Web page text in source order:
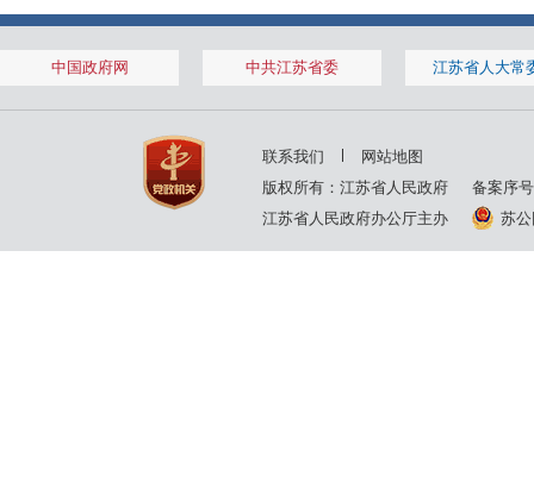
中国政府网 中共江苏省委 江苏省人大常
联系我们
网站地图
版权所有：江苏省人民政府
备案序
江苏省人民政府办公厅主办
苏